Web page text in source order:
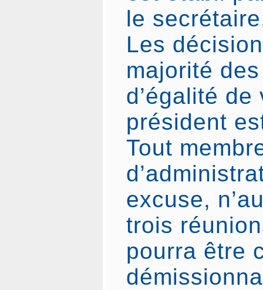
le
Les
majorité
d’égalité
président
Tout
excuse,
trois
pourra être